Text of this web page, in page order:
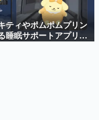
担う若きクリエイター達
を探っていきます。
ティやポムポムプリン
睡眠サポートアプリ
び』が配信中。キャラ